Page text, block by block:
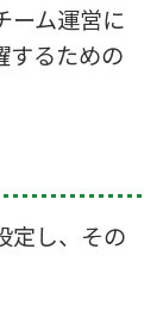
ーム運営に
するための
定し、その